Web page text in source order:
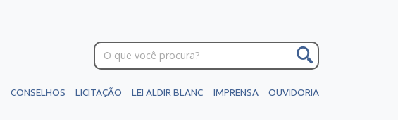
CONSELHOS LICITAÇÃO LEI ALDIR BLANC IMPRENSA OUVIDORIA